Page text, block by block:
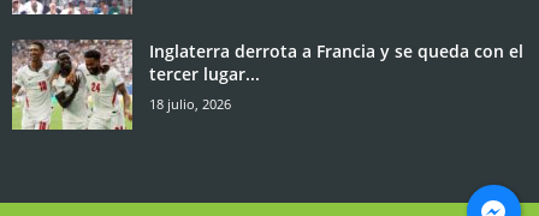
Inglaterra derrota a Francia y se queda con el
tercer lugar...
18 julio, 2026